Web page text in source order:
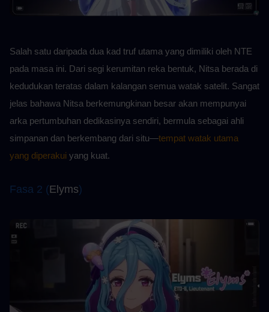
Salah satu daripada dua kad truf utama yang dimiliki oleh NTE
pada masa ini. Dari segi kerumitan reka bentuk, Nitsa berada di
kedudukan teratas dalam kalangan semua watak satelit. Sangat
jelas bahawa Nitsa berkemungkinan besar akan mempunyai
arka pertumbuhan dedikasinya sendiri, bermula sebagai ahli
simpanan dan berkembang dari situ—tempat watak utama
yang diperakui yang kuat.
Fasa 2 (Elyms)